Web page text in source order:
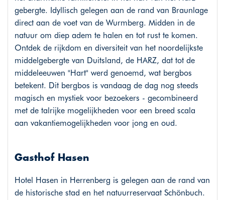
gebergte. Idyllisch gelegen aan de rand van Braunlage
direct aan de voet van de Wurmberg. Midden in de
natuur om diep adem te halen en tot rust te komen.
Ontdek de rijkdom en diversiteit van het noordelijkste
middelgebergte van Duitsland, de HARZ, dat tot de
middeleeuwen "Hart" werd genoemd, wat bergbos
betekent. Dit bergbos is vandaag de dag nog steeds
magisch en mystiek voor bezoekers - gecombineerd
met de talrijke mogelijkheden voor een breed scala
aan vakantiemogelijkheden voor jong en oud.
Gasthof Hasen
Hotel Hasen in Herrenberg is gelegen aan de rand van
de historische stad en het natuurreservaat Schönbuch.